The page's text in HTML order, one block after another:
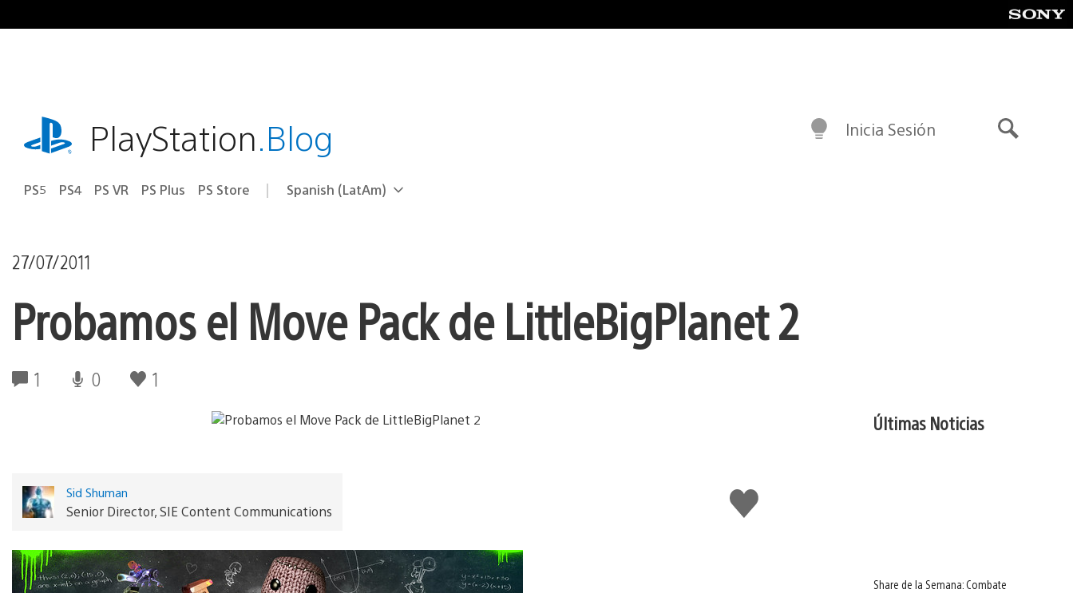
al
playstation.comPlayStation.Blog
PS5 PS4 PS VR PS Plus PS Store Elige
Región
Spanish (LatAm)
Inicia Sesión
27/07/2011
Probamos el Move Pack de LittleBigPlanet 2
1 0 1
Me
gusta
Sid Shuman
Senior Director, SIE Content Communications
Últimas Noticias
Share de la Semana: Combate